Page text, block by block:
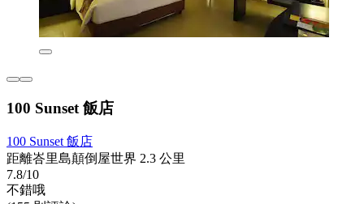
100 Sunset 飯店
100 Sunset 飯店
距離峇里島顛倒屋世界 2.3 公里
7.8/10
不錯哦